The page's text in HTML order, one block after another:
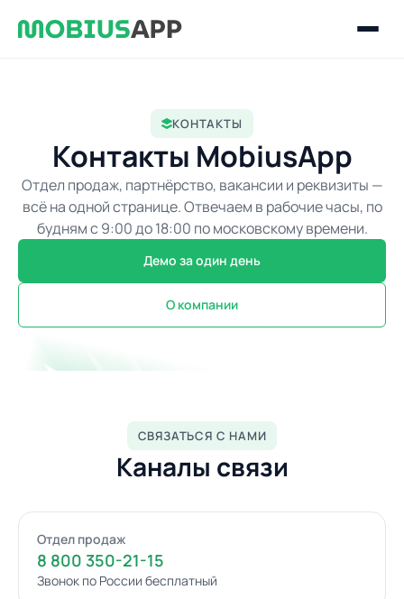
КОНТАКТЫ
Контакты MobiusApp
Отдел продаж, партнёрство, вакансии и реквизиты —
всё на одной странице. Отвечаем в рабочие часы, по
будням с 9:00 до 18:00 по московскому времени.
Демо за один день
О компании
СВЯЗАТЬСЯ С НАМИ
Каналы связи
Отдел продаж
8 800 350-21-15
Звонок по России бесплатный